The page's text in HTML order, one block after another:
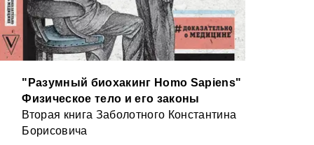
"Разумный биохакинг Homo Sapiens"
Физическое тело и его законы
Вторая книга Заболотного Константина
Борисовича